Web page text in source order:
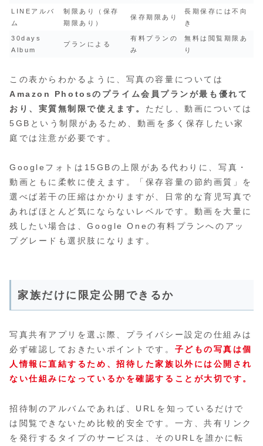
LINEアルバ
ム
制限あり（保存
期限あり）
保存期限あり
長期保存には不向
き
30days
Album
プランによる
有料プランの
み
無料は閲覧期限あ
り
この表からわかるように、写真の容量については
Amazon Photosのプライム会員プランが最も優れて
おり、実質無制限で使えます。 ただし、動画については
5GBという制限があるため、動画を多く保存したい家
庭では注意が必要です。
Googleフォトは15GBの上限がある代わりに、写真・
動画ともに柔軟に使えます。「保存容量の節約画質」を
選べば若干の圧縮はかかりますが、日常的な育児写真で
あればほとんど気にならないレベルです。動画を大量に
残したい場合は、Google Oneの有料プランへのアッ
プグレードも選択肢になります。
家族だけに限定公開できるか
写真共有アプリを選ぶ際、プライバシー設定の仕組みは
必ず確認しておきたいポイントです。 子どもの写真は個
人情報に直結するため、招待した家族以外には公開され
ない仕組みになっているかを確認することが大切です。
招待制のアルバムであれば、URLを知っているだけで
は閲覧できないため比較的安全です。一方、共有リンク
を発行するタイプのサービスは、そのURLを誰かに転